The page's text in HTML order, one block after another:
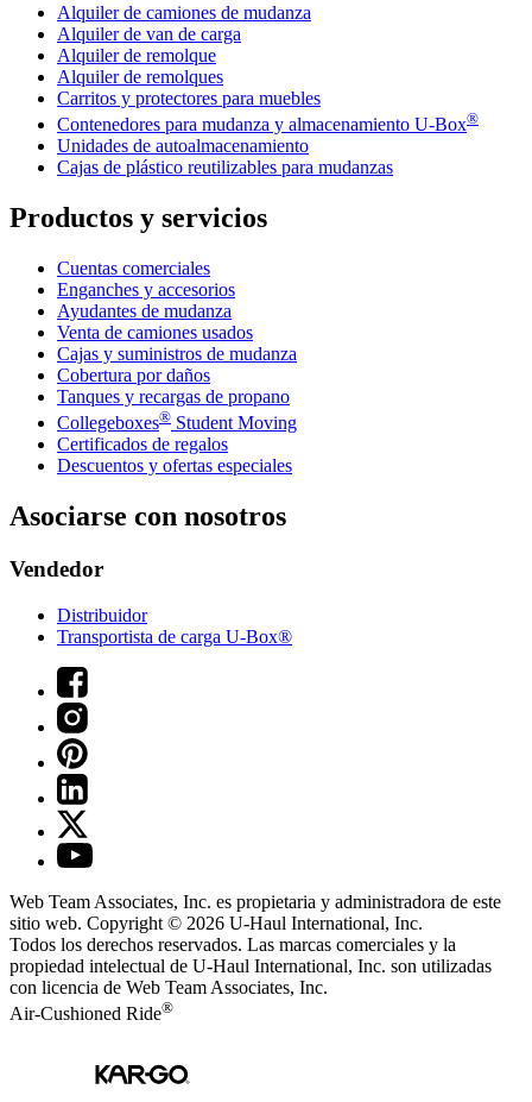
Alquiler de camiones de mudanza
Alquiler de van de carga
Alquiler de remolque
Alquiler de remolques
Carritos y protectores para muebles
Contenedores para mudanza y almacenamiento U-Box®
Unidades de autoalmacenamiento
Cajas de plástico reutilizables para mudanzas
Productos y servicios
Cuentas comerciales
Enganches y accesorios
Ayudantes de mudanza
Venta de camiones usados
Cajas y suministros de mudanza
Cobertura por daños
Tanques y recargas de propano
Collegeboxes® Student Moving
Certificados de regalos
Descuentos y ofertas especiales
Asociarse con nosotros
Vendedor
Distribuidor
Transportista de carga U-Box®
Web Team Associates, Inc. es propietaria y administradora de este
sitio web. Copyright © 2026 U-Haul International, Inc.
Todos los derechos reservados. Las marcas comerciales y la
propiedad intelectual de U-Haul International, Inc. son utilizadas
con licencia de Web Team Associates, Inc.
Air-Cushioned Ride®